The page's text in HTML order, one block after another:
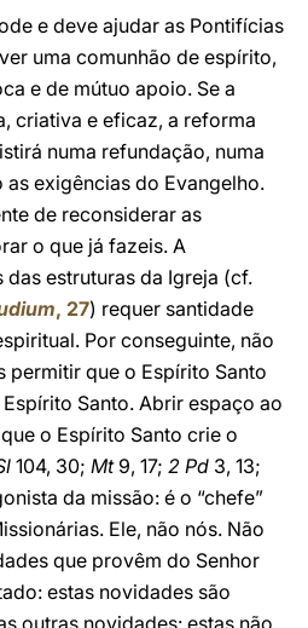
e deve ajudar as Pontifícias
uma comunhão de espírito,
e de mútuo apoio. Se a
criativa e eficaz, a reforma
numa refundação, numa
exigências do Evangelho.
de reconsiderar as
o que já fazeis. A
estruturas da Igreja (cf.
, 27) requer santidade
Por conseguinte, não
permitir que o Espírito Santo
Santo. Abrir espaço ao
o Espírito Santo crie o
104, 30; Mt9, 17; 2 Pd 3, 13;
da missão: é o “chefe”
Ele, não nós. Não
que provêm do Senhor
estas novidades são
outras novidades: estas não